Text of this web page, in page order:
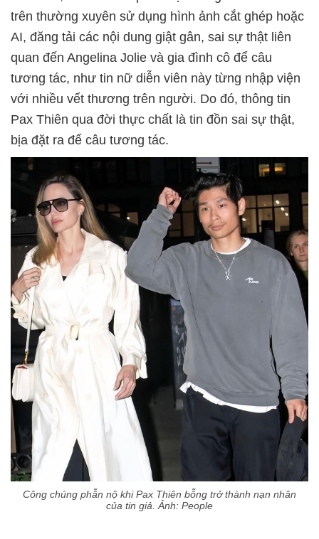
trên thường xuyên sử dụng hình ảnh cắt ghép hoặc
AI, đăng tải các nội dung giật gân, sai sự thật liên
quan đến Angelina Jolie và gia đình cô để câu
tương tác, như tin nữ diễn viên này từng nhập viện
với nhiều vết thương trên người. Do đó, thông tin
Pax Thiên qua đời thực chất là tin đồn sai sự thật,
bịa đặt ra để câu tương tác.
Công chúng phẫn nộ khi Pax Thiên bỗng trở thành nạn nhân
của tin giả. Ảnh: People